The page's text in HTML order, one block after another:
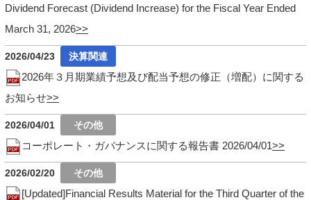
Dividend Forecast (Dividend Increase) for the Fiscal Year Ended
March 31, 2026
2026/04/23
2026年３月期業績予想及び配当予想の修正（増配）に関する
お知らせ
2026/04/01
コーポレート・ガバナンスに関する報告書 2026/04/01
2026/02/20
[Updated]Financial Results Material for the Third Quarter of the